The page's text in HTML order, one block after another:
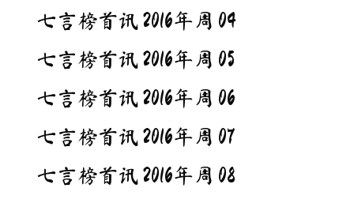
七言榜首讯 2016年周 04
七言榜首讯 2016年周 05
七言榜首讯 2016年周 06
七言榜首讯 2016年周 07
七言榜首讯 2016年周 08